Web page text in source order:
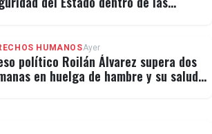
HUMANOSAyer
político Roilán Álvarez supera dos
en huelga de hambre y su salud